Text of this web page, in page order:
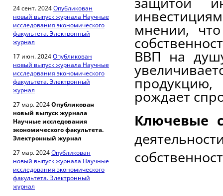
24 сент. 2024Опубликован
новый выпуск журнала Научные
исследования экономического
факультета. Электронный
журнал
17 июн. 2024Опубликован
новый выпуск журнала Научные
исследования экономического
факультета. Электронный
журнал
27 мар. 2024Опубликован
новый выпуск журнала
Научные исследования
экономического факультета.
Электронный журнал
27 мар. 2024Опубликован
новый выпуск журнала Научные
исследования экономического
факультета. Электронный
журнал
мнении,
ВВП на
рождает
Ключевые